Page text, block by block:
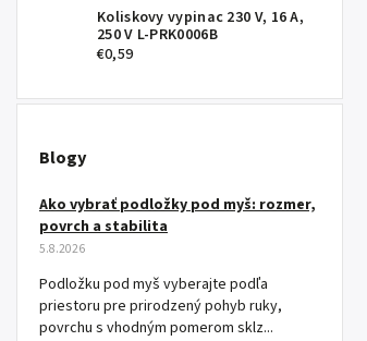
Koliskovy vypinac 230 V, 16 A,
250 V L-PRK0006B
€0,59
Blogy
Ako vybrať podložky pod myš: rozmer,
povrch a stabilita
5.8.2026
Podložku pod myš vyberajte podľa
priestoru pre prirodzený pohyb ruky,
povrchu s vhodným pomerom sklz...